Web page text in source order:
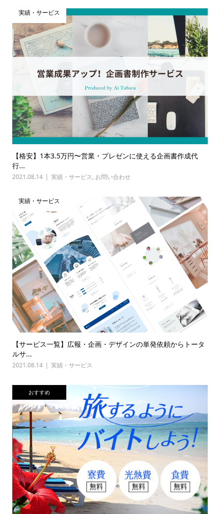
実績・サービス
【格安】1本3.5万円〜営業・プレゼンに使える企画書作成代
行...
2021.08.14 実績・サービス, お問い合わせ
実績・サービス
【サービス一覧】広報・企画・デザインの単発依頼からトータ
ルサ...
2021.08.14 実績・サービス
おすすめ